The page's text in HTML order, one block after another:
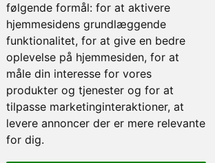
følgende formål: for at aktivere
hjemmesidens grundlæggende
funktionalitet, for at give en bedre
oplevelse på hjemmesiden, for at
måle din interesse for vores
produkter og tjenester og for at
tilpasse marketinginteraktioner, at
levere annoncer der er mere relevante
for dig.